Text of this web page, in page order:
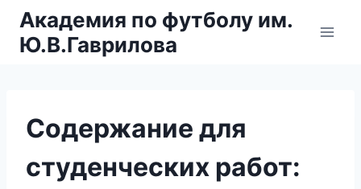
Перейти
содержимому
Академия по футболу им.
Ю.В.Гаврилова
Содержание для
студенческих работ: